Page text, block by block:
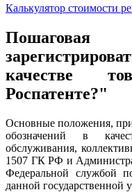
Калькулятор стоимости
Пошаговая
качестве
Роспатенте?"
Основные положения,
обозначений в
обслуживания,
1507 ГК РФ и
Федеральной службой
данной государственной